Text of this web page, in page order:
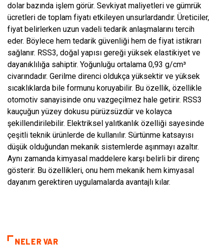
dolar bazında işlem görür. Sevkiyat maliyetleri ve gümrük
ücretleri de toplam fiyatı etkileyen unsurlardandır. Üreticiler,
fiyat belirlerken uzun vadeli tedarik anlaşmalarını tercih
eder. Böylece hem tedarik güvenliği hem de fiyat istikrarı
sağlanır. RSS3, doğal yapısı gereği yüksek elastikiyet ve
dayanıklılığa sahiptir. Yoğunluğu ortalama 0,93 g/cm³
civarındadır. Gerilme direnci oldukça yüksektir ve yüksek
sıcaklıklarda bile formunu koruyabilir. Bu özellik, özellikle
otomotiv sanayisinde onu vazgeçilmez hale getirir. RSS3
kauçuğun yüzey dokusu pürüzsüzdür ve kolayca
şekillendirilebilir. Elektriksel yalıtkanlık özelliği sayesinde
çeşitli teknik ürünlerde de kullanılır. Sürtünme katsayısı
düşük olduğundan mekanik sistemlerde aşınmayı azaltır.
Aynı zamanda kimyasal maddelere karşı belirli bir direnç
gösterir. Bu özellikleri, onu hem mekanik hem kimyasal
dayanım gerektiren uygulamalarda avantajlı kılar.
NELER VAR